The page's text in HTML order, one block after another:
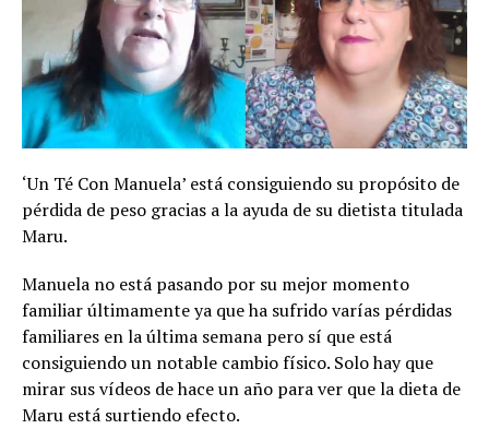
‘Un Té Con Manuela’ está consiguiendo su propósito de
pérdida de peso gracias a la ayuda de su dietista titulada
Maru.
Manuela no está pasando por su mejor momento
familiar últimamente ya que ha sufrido varías pérdidas
familiares en la última semana pero sí que está
consiguiendo un notable cambio físico. Solo hay que
mirar sus vídeos de hace un año para ver que la dieta de
Maru está surtiendo efecto.